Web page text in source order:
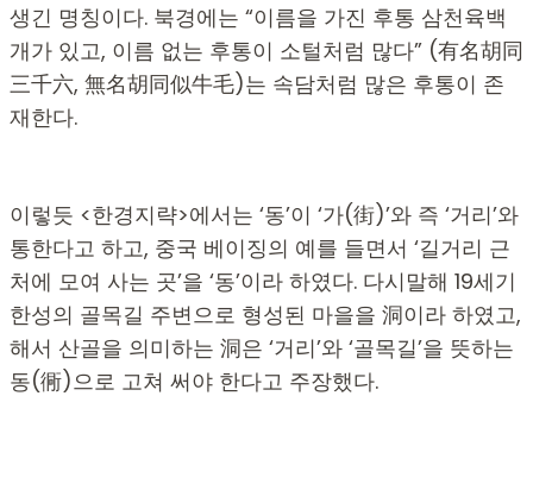
생긴 명칭이다. 북경에는 “이름을 가진 후통 삼천육백
개가 있고, 이름 없는 후통이 소털처럼 많다” (有名胡同
三千六, 無名胡同似牛毛)는 속담처럼 많은 후통이 존
재한다.
이렇듯 <한경지략>에서는 ‘동’이 ‘가(街)’와 즉 ‘거리’와
통한다고 하고, 중국 베이징의 예를 들면서 ‘길거리 근
처에 모여 사는 곳’을 ‘동’이라 하였다. 다시말해 19세기
한성의 골목길 주변으로 형성된 마을을 洞이라 하였고,
해서 산골을 의미하는 洞은 ‘거리’와 ‘골목길’을 뜻하는
동(衕)으로 고쳐 써야 한다고 주장했다.